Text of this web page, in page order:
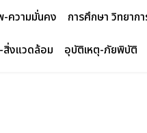
ความมั่นคง การศึกษา วิทยาก
งแวดล้อม อุบัติเหตุ-ภัยพิบัติ